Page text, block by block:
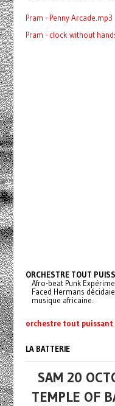
Pram - Penny Arcade.mp3
Pram - clock without
ORCHESTRE TOUT
Afro-beat Punk
Faced Hermans
musique africaine.
orchestre tout puissant
LA BATTERIE
SAM 20
TEMPLE OF